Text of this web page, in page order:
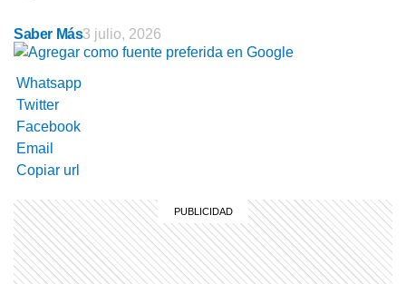
Saber Más3 julio, 2026
Whatsapp
Twitter
Facebook
Email
Copiar url